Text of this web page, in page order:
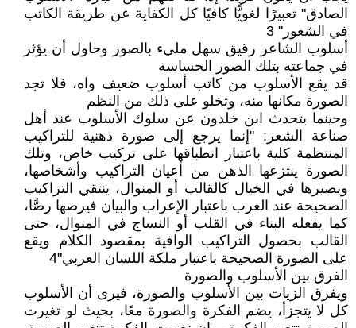
الصادق" تعبيرًا لغويًّا كافيًا كل الكفاية عن طريقة الكاتب
في الشعور" 3
أسلوب الشاعر رقيق سهل مليء بالصور وحاول أن يؤثر
في جماعته بتلك الصور الحساسة
قد يقع الأسلوب من كاتب أسلوب ضعيف واه، فلا تجد
الصورة مكانها منه، وتخلو على ذلك من النظم
وحينما يتحدث ابن خلدون عن سلوك الأسلوب عند أهل
صناعة الشعر: "إنما يرجع إلى صورة ذهنية للتراكيب
المنتظمة كلية باعتبار انطباقها على تركيب خاص، وتلك
الصورة ينتزعها الذهن من أعيان التراكيب وأشخاصها،
ويصيرها في الخيال كالقالب أو المنوال، ينتقي التراكيب
الصحيحة عند العرب باعتبار الإعراب والبيان فيرصها رصًّا،
كما يفعله البناء في القلب أو النساج في المنوال، حتى
القالب بحصول التراكيب الوافية بمقصود الكلام ويقع
على الصورة الصحيحة باعتبار ملكة اللسان العربي"4
الفرق بين الأسلوب والصورة
ويفرق الزيات بين الأسلوب والصورة، فيرى أن الأسلوب
كل لا يتجزأ، يضم الفكرة والصورة معًا، بحيث لو تغيرت